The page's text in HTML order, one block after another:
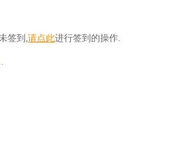
签到, 请点此进行签到的操作.